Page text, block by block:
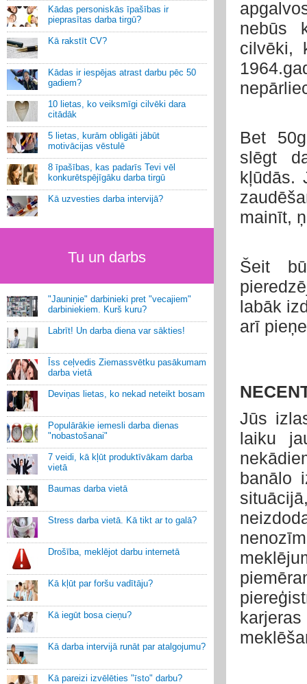
Kādas personiskās īpašības ir
pieprasītas darba tirgū?
Kā rakstīt CV?
Kādas ir iespējas atrast darbu pēc 50
gadiem?
10 lietas, ko veiksmīgi cilvēki dara
citādāk
5 lietas, kurām obligāti jābūt
motivācijas vēstulē
8 īpašības, kas padarīs Tevi vēl
konkurētspējīgāku darba tirgū
Kā uzvesties darba intervijā?
Tu un darbs
"Jauniņie" darbinieki pret "vecajiem"
darbiniekiem. Kurš kuru?
Labrīt! Un darba diena var sākties!
Īss ceļvedis Ziemassvētku pasākumam
darba vietā
Deviņas lietas, ko nekad neteikt bosam
Populārākie iemesli darba dienas
"nobastošanai"
7 veidi, kā kļūt produktīvākam darba
vietā
Baumas darba vietā
Stress darba vietā. Kā tikt ar to galā?
Drošība, meklējot darbu internetā
Kā kļūt par foršu vadītāju?
Kā iegūt bosa cieņu?
Kā darba intervijā runāt par atalgojumu?
Kā pareizi izvēlēties "īsto" darbu?
nebūs
cilvēki,
Bet
slēgt
kļūdās.
mainīt,
Šeit
labāk
arī
Jūs
laiku
banālo